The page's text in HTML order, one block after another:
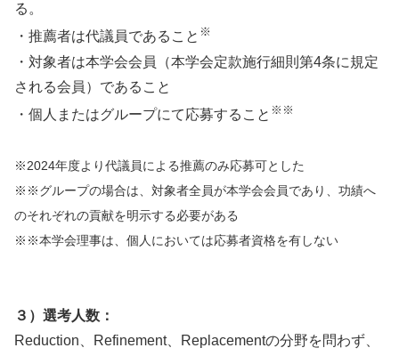
る。
・推薦者は代議員であること ※
・対象者は本学会会員（本学会定款施行細則第4条に規定
される会員）であること
・個人またはグループにて応募すること ※※
※2024年度より代議員による推薦のみ応募可とした
※※グループの場合は、対象者全員が本学会会員であり、功績へ
のそれぞれの貢献を明示する必要がある
※※本学会理事は、個人においては応募者資格を有しない
３）選考人数：
Reduction、Refinement、Replacementの分野を問わず、